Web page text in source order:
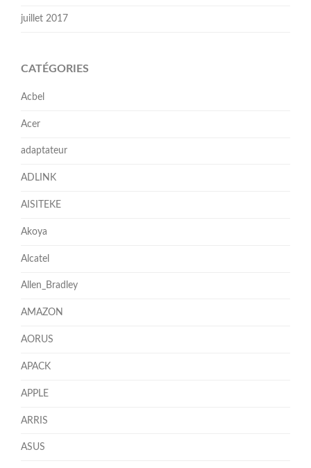
juillet 2017
CATÉGORIES
Acbel
Acer
adaptateur
ADLINK
AISITEKE
Akoya
Alcatel
Allen_Bradley
AMAZON
AORUS
APACK
APPLE
ARRIS
ASUS